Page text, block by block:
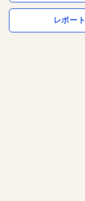
レポート